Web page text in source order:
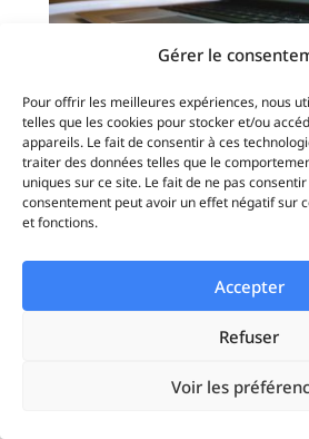
Gérer le
Pour offrir les meilleures expériences, nous
telles que les cookies pour stocker et/ou
appareils. Le fait de consentir à ces
traiter des données telles que le
uniques sur ce site. Le fait de ne pas
consentement peut avoir un effet négatif sur
et fonctions.
Accepter
Refuser
Voir les
Comment personnaliser vos
Ads pour maximiser les
Google Ads
en clients fidèles ? Pour
vous devez impérativement
vos publicités Google Ads
prospects. Les campagnes